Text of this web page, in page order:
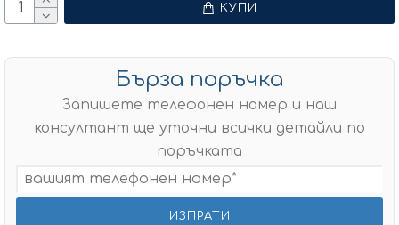
КУПИ
Бърза поръчка
Запишете телефонен номер и наш
консултант ще уточни всички детайли по
поръчката